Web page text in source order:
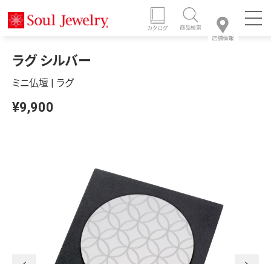
ラグ シルバー
ミニ仏壇 | ラグ
¥9,900